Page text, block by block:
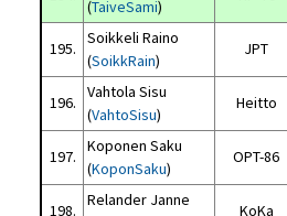
(TaiveSami)
195.
Soikkeli Raino
(SoikkRain)
JPT
196.
Vahtola Sisu
(VahtoSisu)
Heitto
197.
Koponen Saku
(KoponSaku)
OPT-86
198.
Relander Janne
KoKa